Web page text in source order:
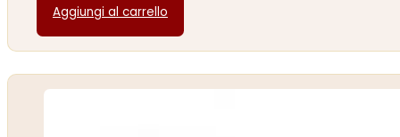
Aggiungi al carrello